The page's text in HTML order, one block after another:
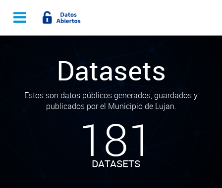
Datasets
Estos son datos públicos generados, guardados y
publicados por el Municipio de Lujan.
181
DATASETS